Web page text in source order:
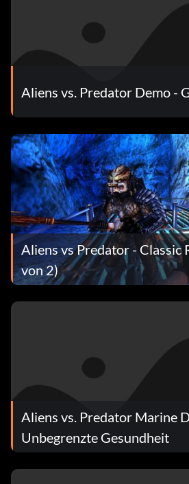
Aliens vs. Predator Demo -
Aliens vs Predator - Classic
von 2)
Aliens vs. Predator Marine
Unbegrenzte Gesundheit